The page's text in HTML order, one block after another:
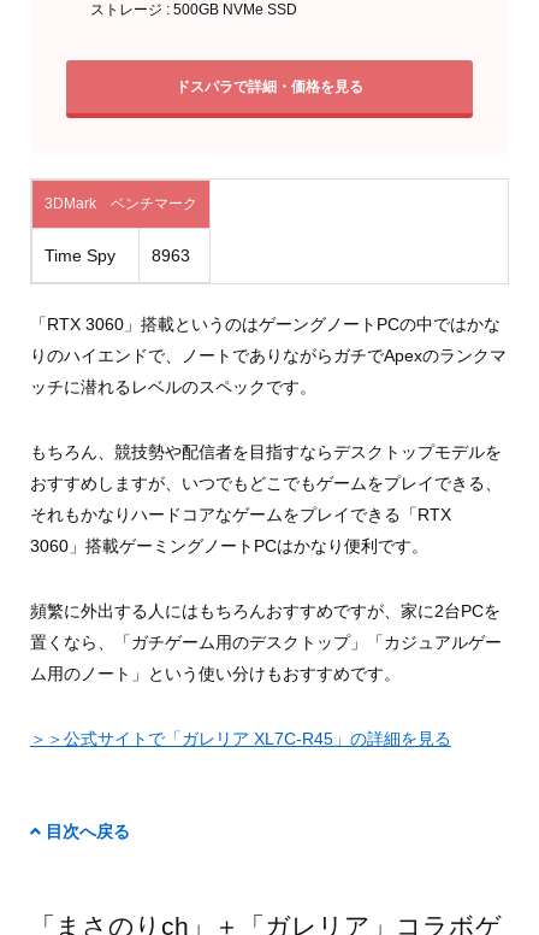
ストレージ : 500GB NVMe SSD
ドスパラで詳細・価格を見る
3DMark ベンチマーク
Time Spy 8963
「RTX 3060」搭載というのはゲーングノートPCの中ではかな
りのハイエンドで、ノートでありながらガチでApexのランクマ
ッチに潜れるレベルのスペックです。
もちろん、競技勢や配信者を目指すならデスクトップモデルを
おすすめしますが、いつでもどこでもゲームをプレイできる、
それもかなりハードコアなゲームをプレイできる「RTX
3060」搭載ゲーミングノートPCはかなり便利です。
頻繁に外出する人にはもちろんおすすめですが、家に2台PCを
置くなら、「ガチゲーム用のデスクトップ」「カジュアルゲー
ム用のノート」という使い分けもおすすめです。
＞＞公式サイトで「ガレリア XL7C-R45」の詳細を見る
目次へ戻る
「まさのりch」＋「ガレリア」コラボゲ